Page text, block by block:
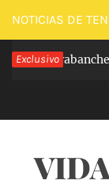
Saltar
al
contenido
NOTICIAS DE
Exclusivo
de